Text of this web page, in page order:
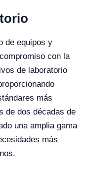
de equipos y
con la
de laboratorio
más
de dos décadas de
una amplia gama
más